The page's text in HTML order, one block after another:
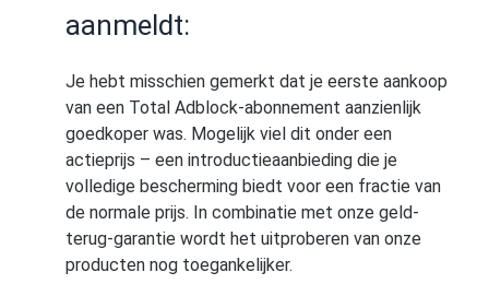
aanmeldt:
Je hebt misschien gemerkt dat je eerste aankoop
van een Total Adblock-abonnement aanzienlijk
goedkoper was. Mogelijk viel dit onder een
actieprijs – een introductieaanbieding die je
volledige bescherming biedt voor een fractie van
de normale prijs. In combinatie met onze geld-
terug-garantie wordt het uitproberen van onze
producten nog toegankelijker.